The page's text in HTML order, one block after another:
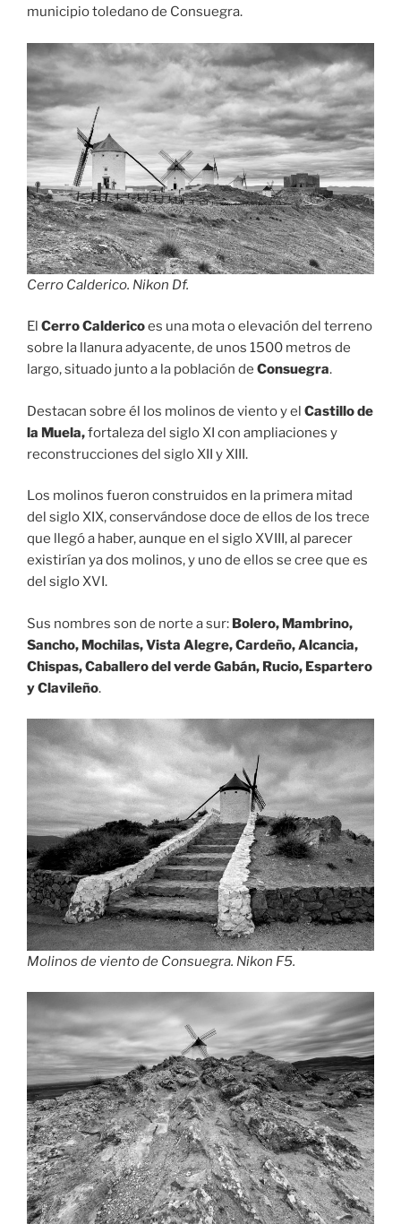
municipio toledano de Consuegra.
Cerro Calderico. Nikon Df.
El Cerro Caldericoes una mota o elevación del terreno
sobre la llanura adyacente, de unos 1500 metros de
largo, situado junto a la población de Consuegra.
Destacan sobre él los molinos de viento y el Castillo de
la Muela,fortaleza del siglo XI con ampliaciones y
reconstrucciones del siglo XII y XIII.
Los molinos fueron construidos en la primera mitad
del siglo XIX, conservándose doce de ellos de los trece
que llegó a haber, aunque en el siglo XVIII, al parecer
existirían ya dos molinos, y uno de ellos se cree que es
del siglo XVI.
Sus nombres son de norte a sur: Bolero, Mambrino,
Sancho, Mochilas, Vista Alegre, Cardeño, Alcancia,
Chispas, Caballero del verde Gabán, Rucio, Espartero
y Clavileño.
Molinos de viento de Consuegra. Nikon F5.